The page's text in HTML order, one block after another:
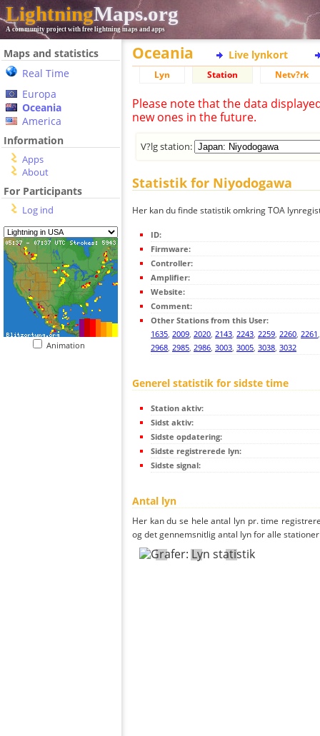
LightningMaps.org
A community project with free lightning maps and apps
Maps and statistics
Real Time
Europa
Oceania
America
Information
Apps
About
For Participants
Log ind
Animation
Oceania Live lynkort
Lyn Station Netv?rk
Please note that the data
new ones in the future.
V?lg station:
Statistik for Niyodogawa
Her kan du finde statistik omkring TOA
ID:
Firmware:
Controller:
Amplifier:
Website:
Comment:
Other Stations from this User:
1635, 2009, 2020, 2143, 2243, 2259, 2260, 2261
2968, 2985, 2986, 3003, 3005, 3038, 3032
Generel statistik for sidste time
Station aktiv:
Sidst aktiv:
Sidste opdatering:
Sidste registrerede lyn:
Sidste signal:
Antal lyn
Her kan du se hele antal lyn pr. time
og det gennemsnitlig antal lyn for alle stationer